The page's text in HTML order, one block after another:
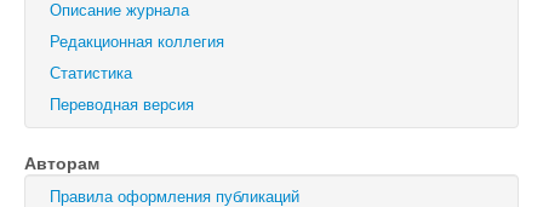
Письма в Журнал технической физики
Физика твердого тела
Физика и техника полупроводников
Оптика и спектроскопия
Описание журнала
Редакционная коллегия
Статистика
Переводная версия
Авторам
Правила оформления публикаций